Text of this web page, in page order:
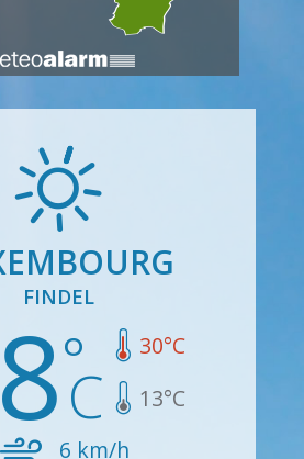
FINDEL
30°C
13°C
6 km/h